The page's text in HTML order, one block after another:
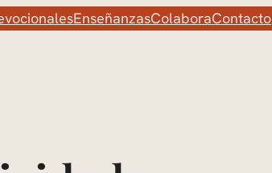
EnseñanzasColaboraContacto